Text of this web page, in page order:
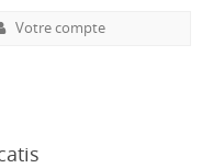
Votre compte